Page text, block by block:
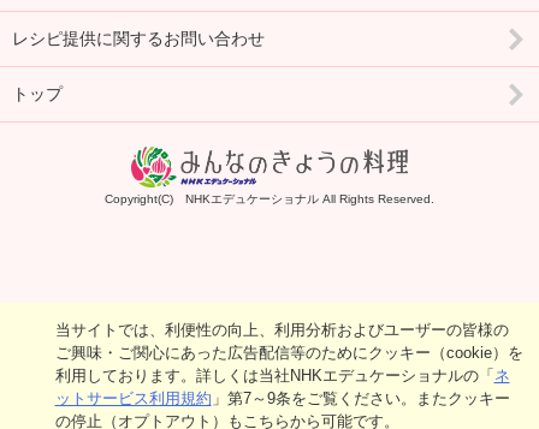
レシピ提供に関するお問い合わせ
トップ
Copyright(C) NHKエデュケーショナル All Rights Reserved.
当サイトでは、利便性の向上、利用分析およびユーザーの皆様の
ご興味・ご関心にあった広告配信等のためにクッキー（cookie）を
利用しております。詳しくは当社NHKエデュケーショナルの「ネ
ットサービス利用規約 」第7～9条をご覧ください。またクッキー
の停止（オプトアウト）もこちらから可能です。